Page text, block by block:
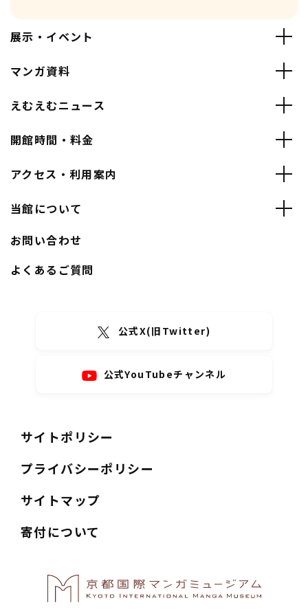
展示・イベント
マンガ資料
えむえむニュース
開館時間・料金
アクセス・利用案内
当館について
お問い合わせ
よくあるご質問
公式X(旧Twitter)
公式YouTubeチャンネル
サイトポリシー
プライバシーポリシー
サイトマップ
寄付について